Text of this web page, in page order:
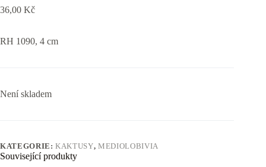
36,00 Kč
RH 1090, 4 cm
Není skladem
KATEGORIE:KAKTUSY,MEDIOLOBIVIA
Související produkty